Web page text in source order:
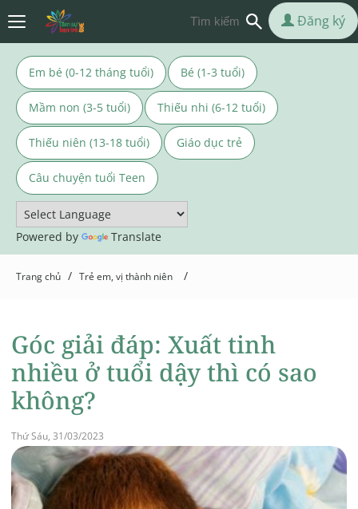
Em bé (0-12 tháng tuổi) Bé (1-3 tuổi)
Mầm non (3-5 tuổi) Thiếu nhi (6-12 tuổi)
Thiếu niên (13-18 tuổi) Giáo dục trẻ
Câu chuyện tuổi Teen
Powered by Translate
Đăng ký
Trang chủ / Trẻ em, vị thành niên /
Góc giải đáp: Xuất tinh
nhiều ở tuổi dậy thì có sao
không?
Thứ Sáu, 31/03/2023